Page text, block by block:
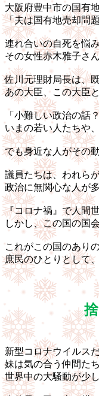
大阪府豊中市の国有
「夫は国有地売却問
連れ合いの自死を悩
その女性赤木雅子さ
佐川元理財局長は、
あの大臣、この大臣
「小難しい政治の
いまの若い人たちや
でも身近な人がその
議員たちは、われら
政治に無関心な人が
『コロナ禍』で人間
しかし、この国の国
これがこの国のあり
庶民のひとりとして
２０
新型コロナウイルス
妹は気の合う仲間た
世界中の大騒動が少